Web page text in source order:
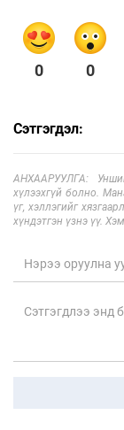
0 0
Сэтгэгдэл:
АНХААРУУЛГА:
хүлээхгүй болно.
үг, хэллэгийг
хүндэтгэн үзнэ үү.